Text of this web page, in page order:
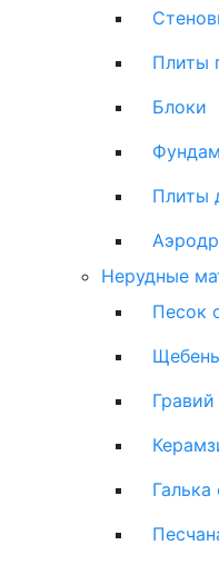
Плиты
Блоки
Плиты
Нерудные
Песок
Галька